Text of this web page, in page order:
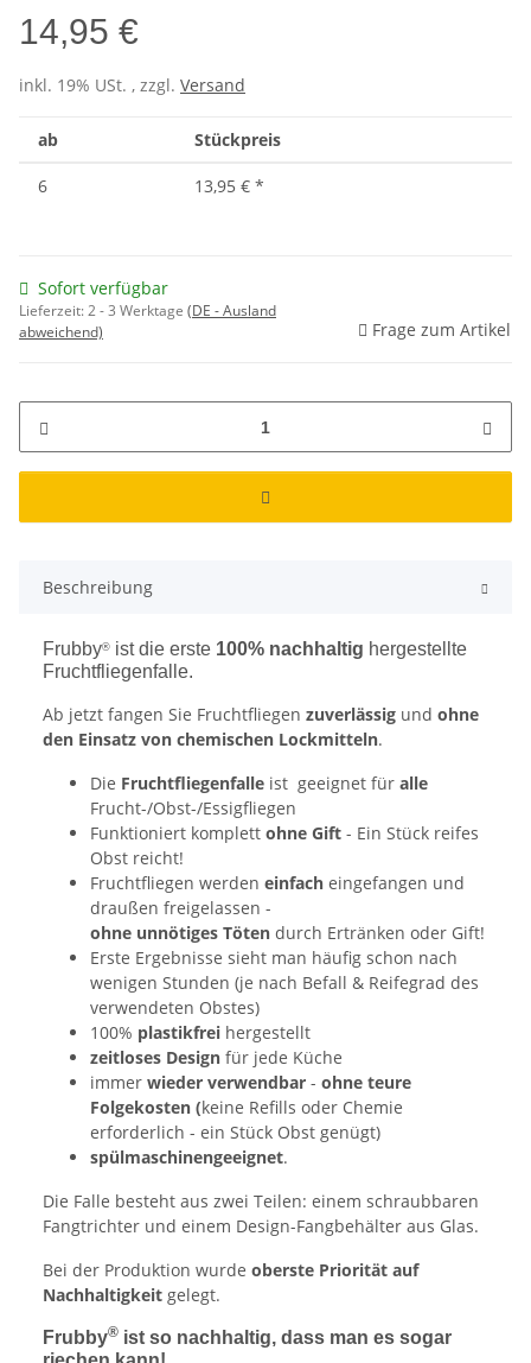
14,95 €
inkl. 19% USt. , zzgl. Versand
ab Stückpreis
6 13,95 € *
Sofort verfügbar
Lieferzeit:2 - 3 Werktage (DE - Ausland
abweichend)
Frage zum Artikel
Beschreibung
Frubby® ist die erste 100% nachhaltig hergestellte
Fruchtfliegenfalle.
Ab jetzt fangen Sie Fruchtfliegen zuverlässig und ohne
den Einsatz von chemischen Lockmitteln.
Die Fruchtfliegenfalle ist geeignet für alle
Frucht-/Obst-/Essigfliegen
Funktioniert komplett ohne Gift - Ein Stück reifes
Obst reicht!
Fruchtfliegen werden einfach eingefangen und
draußen freigelassen -
ohne unnötiges Töten durch Ertränken oder Gift!
Erste Ergebnisse sieht man häufig schon nach
wenigen Stunden (je nach Befall & Reifegrad des
verwendeten Obstes)
100% plastikfrei hergestellt
zeitloses Design für jede Küche
immer wieder verwendbar - ohne teure
Folgekosten (keine Refills oder Chemie
erforderlich - ein Stück Obst genügt)
spülmaschinengeeignet.
Die Falle besteht aus zwei Teilen: einem schraubbaren
Fangtrichter und einem Design-Fangbehälter aus Glas.
Bei der Produktion wurde oberste Priorität auf
Nachhaltigkeit gelegt.
Frubby® ist so nachhaltig, dass man es sogar